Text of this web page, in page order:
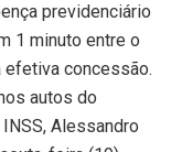
previdenciário
1 minuto entre o
efetiva concessão.
autos do
Alessandro